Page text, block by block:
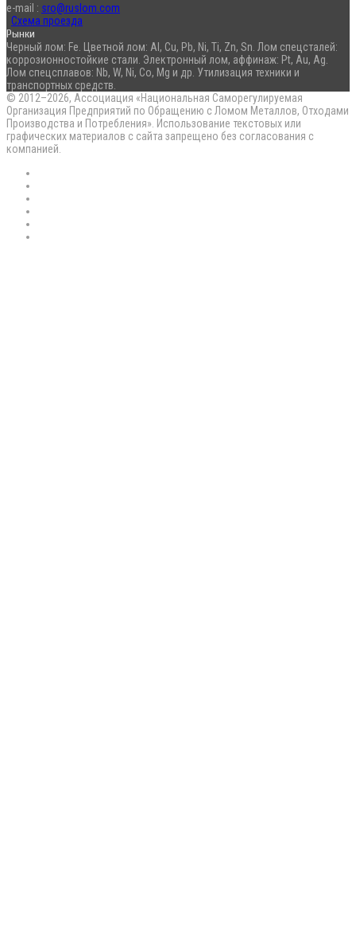
e-mail : sro@ruslom.com
Схема проезда
Рынки
Черный лом: Fe. Цветной лом: Al, Cu, Pb, Ni, Ti, Zn, Sn. Лом спецсталей:
коррозионностойкие стали. Электронный лом, аффинаж: Pt, Au, Ag.
Лом спецсплавов: Nb, W, Ni, Co, Mg и др. Утилизация техники и
транспортных средств.
© 2012–2026, Ассоциация «Национальная Саморегулируемая
Организация Предприятий по Обращению с Ломом Металлов, Отходами
Производства и Потребления». Использование текстовых или
графических материалов с сайта запрещено без согласования с
компанией.